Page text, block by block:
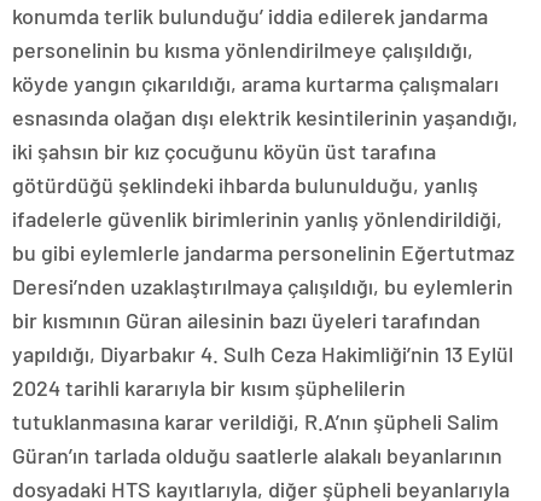
konumda terlik bulunduğu’ iddia edilerek jandarma
personelinin bu kısma yönlendirilmeye çalışıldığı,
köyde yangın çıkarıldığı, arama kurtarma çalışmaları
esnasında olağan dışı elektrik kesintilerinin yaşandığı,
iki şahsın bir kız çocuğunu köyün üst tarafına
götürdüğü şeklindeki ihbarda bulunulduğu, yanlış
ifadelerle güvenlik birimlerinin yanlış yönlendirildiği,
bu gibi eylemlerle jandarma personelinin Eğertutmaz
Deresi’nden uzaklaştırılmaya çalışıldığı, bu eylemlerin
bir kısmının Güran ailesinin bazı üyeleri tarafından
yapıldığı, Diyarbakır 4. Sulh Ceza Hakimliği’nin 13 Eylül
2024 tarihli kararıyla bir kısım şüphelilerin
tutuklanmasına karar verildiği, R.A’nın şüpheli Salim
Güran’ın tarlada olduğu saatlerle alakalı beyanlarının
dosyadaki HTS kayıtlarıyla, diğer şüpheli beyanlarıyla